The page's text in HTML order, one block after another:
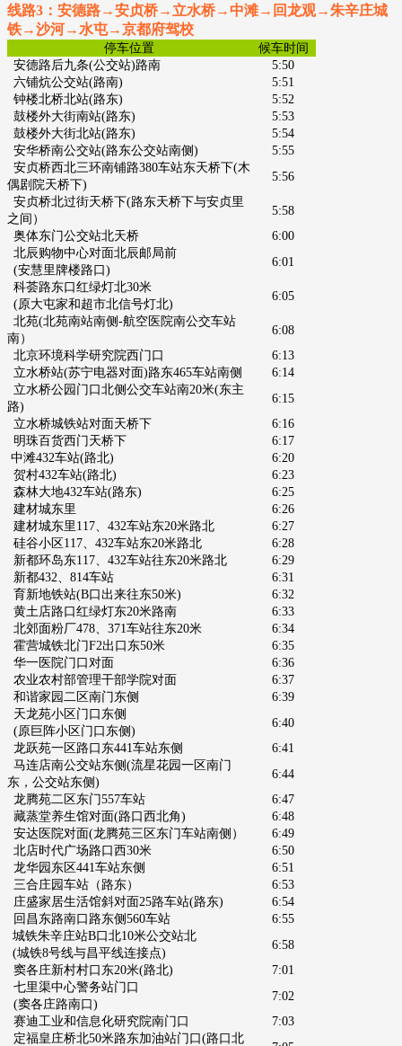
线路3：安德路→安贞桥→立水桥→中滩→回龙观→朱辛庄城
铁→沙河→水屯→京都府驾校
停车位置
候车时间
安德路后九条(公交站)路南
5:50
六铺炕公交站(路南)
5:51
钟楼北桥北站(路东)
5:52
鼓楼外大街南站(路东)
5:53
鼓楼外大街北站(路东)
5:54
安华桥南公交站(路东公交站南侧)
5:55
安贞桥西北三环南铺路380车站东天桥下(木
偶剧院天桥下)
5:56
安贞桥北过街天桥下(路东天桥下与安贞里
之间）
5:58
奥体东门公交站北天桥
6:00
北辰购物中心对面北辰邮局前
(安慧里牌楼路口)
6:01
科荟路东口红绿灯北30米
(原大屯家和超市北信号灯北)
6:05
北苑(北苑南站南侧-航空医院南公交车站
南）
6:08
北京环境科学研究院西门口
6:13
立水桥站(苏宁电器对面)路东465车站南侧
6:14
立水桥公园门口北侧公交车站南20米(东主
路)
6:15
立水桥城铁站对面天桥下
6:16
明珠百货西门天桥下
6:17
中滩432车站(路北)
6:20
贺村432车站(路北)
6:23
森林大地432车站(路东)
6:25
建材城东里
6:26
建材城东里117、432车站东20米路北
6:27
硅谷小区117、432车站东20米路北
6:28
新都环岛东117、 432车站往东20米路北
6:29
新都432、814车站
6:31
育新地铁站(B口出来往东50米)
6:32
黄土店路口红绿灯东20米路南
6:33
北郊面粉厂478、371车站往东20米
6:34
霍营城铁北门F2出口东50米
6:35
华一医院门口对面
6:36
农业农村部管理干部学院对面
6:37
和谐家园二区南门东侧
6:39
天龙苑小区门口东侧
(原巨阵小区门口东侧)
6:40
龙跃苑一区路口东441车站东侧
6:41
马连店南公交站东侧 (流星花园一区南门
东， 公交站东侧)
6:44
龙腾苑二区东门557车站
6:47
藏蒸堂养生馆对面(路口西北角)
6:48
安达医院对面(龙腾苑三区东门车站南侧）
6:49
北店时代广场路口西30米
6:50
龙华园东区441车站东侧
6:51
三合庄园车站（路东）
6:53
庄盛家居生活馆斜对面25路车站(路东)
6:54
回昌东路南口路东侧560车站
6:55
城铁朱辛庄站B口北10米公交站北
(城铁8号线与昌平线连接点)
6:58
窦各庄新村村口东20米(路北)
7:01
七里渠中心警务站门口
(窦各庄路南口)
7:02
赛迪工业和信息化研究院南门口
7:03
定福皇庄桥北50米路东加油站门口(路口北